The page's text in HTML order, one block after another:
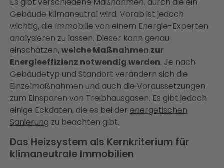
Gebäude klimaneutral wird. Vorab ist jedoch
wichtig, die Immobilie von einem Energie-Experten
analysieren zu lassen. Dieser kann genau
einschätzen, welche Maßnahmen zur
Energieeffizienz notwendig werden. Je nach
Gebäudetyp und Standort verändern sich die
Einzelmaßnahmen und auch die Voraussetzungen
zum Einsparen von Treibhausgasen. Es gibt jedoch
einige Eckdaten, die es bei der energetischen
Sanierung zu beachten gibt.
Das Heizsystem als Kernkriterium für
klimaneutrale Immobilien